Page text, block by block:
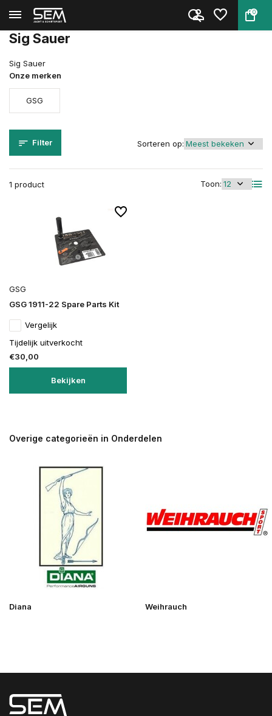
0
Terug Home
Sig Sauer
Sig Sauer
Onze merken
GSG
Filter
1 product Toon:
Sorteren op:
GSG
GSG 1911-22 Spare Parts Kit
Vergelijk
Tijdelijk uitverkocht
€30,00
Bekijken
Overige categorieën in Onderdelen
Diana Weihrauch